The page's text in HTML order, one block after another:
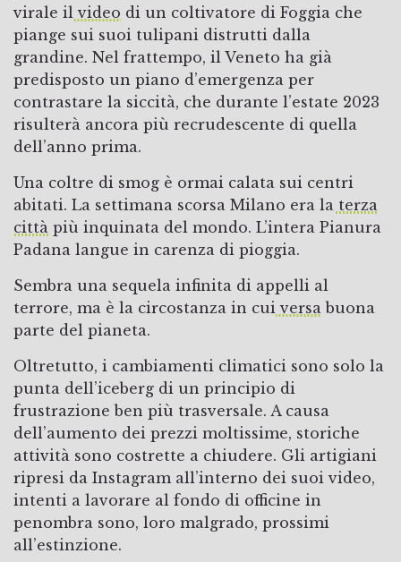
virale il video di un coltivatore di Foggia che
piange sui suoi tulipani distrutti dalla
grandine. Nel frattempo, il Veneto ha già
predisposto un piano d’emergenza per
contrastare la siccità, che durante l’estate 2023
risulterà ancora più recrudescente di quella
dell’anno prima.
Una coltre di smog è ormai calata sui centri
abitati. La settimana scorsa Milano era la terza
città più inquinata del mondo. L’intera Pianura
Padana langue in carenza di pioggia.
Sembra una sequela infinita di appelli al
terrore, ma è la circostanza in cui versa buona
parte del pianeta.
Oltretutto, i cambiamenti climatici sono solo la
punta dell’iceberg di un principio di
frustrazione ben più trasversale. A causa
dell’aumento dei prezzi moltissime, storiche
attività sono costrette a chiudere. Gli artigiani
ripresi da Instagram all’interno dei suoi video,
intenti a lavorare al fondo di officine in
penombra sono, loro malgrado, prossimi
all’estinzione.